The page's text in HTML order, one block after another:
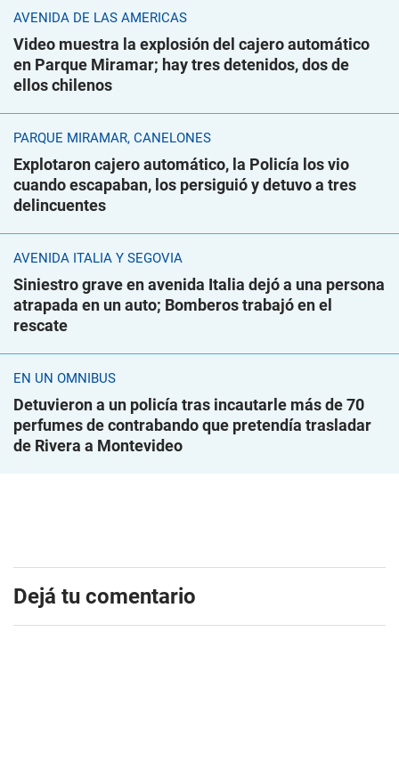
AVENIDA DE LAS AMÉRICAS
Video muestra la explosión del cajero automático
en Parque Miramar; hay tres detenidos, dos de
ellos chilenos
PARQUE MIRAMAR, CANELONES
Explotaron cajero automático, la Policía los vio
cuando escapaban, los persiguió y detuvo a tres
delincuentes
AVENIDA ITALIA Y SEGOVIA
Siniestro grave en avenida Italia dejó a una persona
atrapada en un auto; Bomberos trabajó en el
rescate
EN UN ÓMNIBUS
Detuvieron a un policía tras incautarle más de 70
perfumes de contrabando que pretendía trasladar
de Rivera a Montevideo
Dejá tu comentario